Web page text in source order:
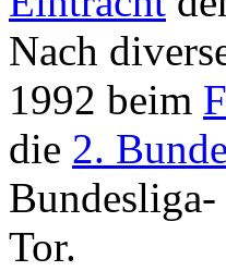
Nach
1992 beim
die 2.
Tor.